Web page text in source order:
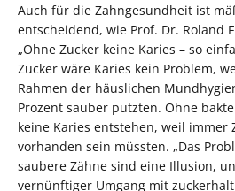
Auch für die Zahngesundheit ist
entscheidend, wie Prof. Dr. Roland
„Ohne Zucker keine Karies – so
Zucker wäre Karies kein Problem,
Rahmen der häuslichen
Prozent sauber putzten. Ohne
keine Karies entstehen, weil immer
vorhanden sein müssten. „Das
saubere Zähne sind eine Illusion,
vernünftiger Umgang mit